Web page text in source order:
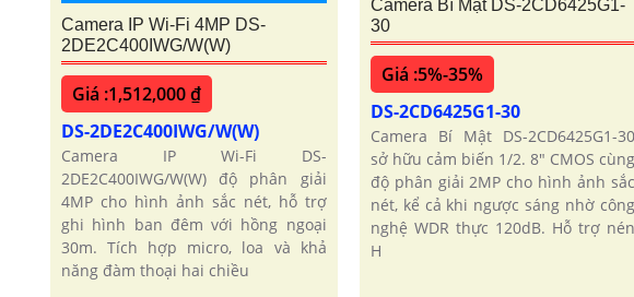
Camera IP Wi-Fi 4MP DS-
2DE2C400IWG/W(W)
Giá :1,512,000 ₫
DS-2DE2C400IWG/W(W)
Camera IP Wi-Fi DS-
2DE2C400IWG/W(W) độ phân giải
4MP cho hình ảnh sắc nét, hỗ trợ
ghi hình ban đêm với hồng ngoại
30m. Tích hợp micro, loa và khả
năng đàm thoại hai chiều
Camera Bí Mật DS-2CD6425G1-
30
Giá :5%-35%
DS-2CD6425G1-30
Camera Bí Mật DS-2CD6425G1-30
sở hữu cảm biến 1/2. 8" CMOS cùng
độ phân giải 2MP cho hình ảnh sắc
nét, kể cả khi ngược sáng nhờ công
nghệ WDR thực 120dB. Hỗ trợ nén
H